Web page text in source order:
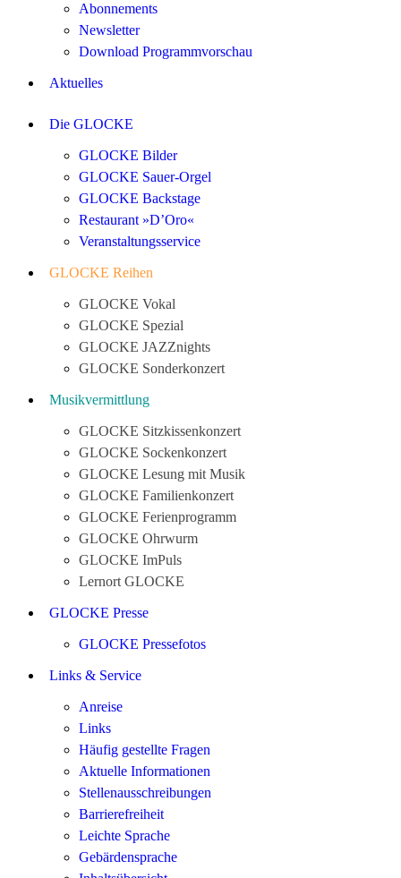
Abonnements
Newsletter
Download Programmvorschau
Aktuelles
Die GLOCKE
GLOCKE Bilder
GLOCKE Sauer-Orgel
GLOCKE Backstage
Restaurant »D’Oro«
Veranstaltungsservice
GLOCKE Reihen
GLOCKE Vokal
GLOCKE Spezial
GLOCKE JAZZnights
GLOCKE Sonderkonzert
Musikvermittlung
GLOCKE Sitzkissenkonzert
GLOCKE Sockenkonzert
GLOCKE Lesung mit Musik
GLOCKE Familienkonzert
GLOCKE Ferienprogramm
GLOCKE Ohrwurm
GLOCKE ImPuls
Lernort GLOCKE
GLOCKE Presse
GLOCKE Pressefotos
Links & Service
Anreise
Links
Häufig gestellte Fragen
Aktuelle Informationen
Stellenausschreibungen
Barrierefreiheit
Leichte Sprache
Gebärdensprache